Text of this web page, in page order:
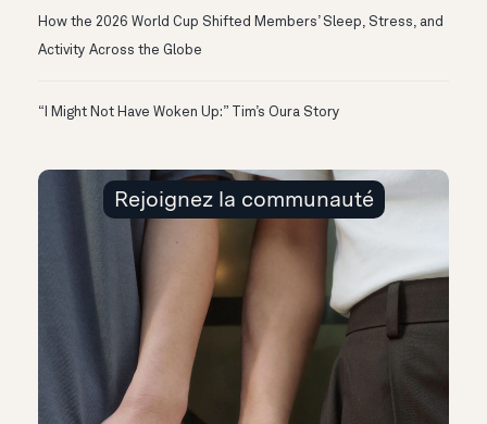
How the 2026 World Cup Shifted Members’ Sleep, Stress, and
Activity Across the Globe
“I Might Not Have Woken Up:” Tim’s Oura Story
Rejoignez la communauté